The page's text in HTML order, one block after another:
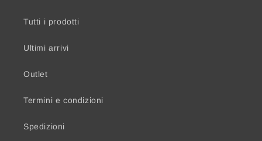
Tutti i prodotti
Ultimi arrivi
Outlet
Termini e condizioni
Spedizioni